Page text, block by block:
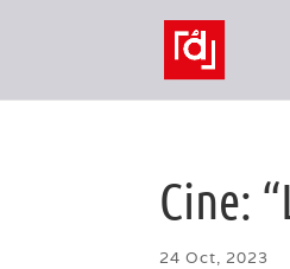
Cine:
24 Oct, 2023